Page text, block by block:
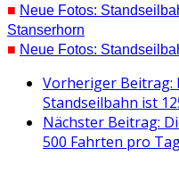
■ Neue Fotos:
Stanserhorn
■ Neue Fotos:
Vorheriger Beitrag:
Standseilbahn ist
Nächster Beitrag:
500 Fahrten pro